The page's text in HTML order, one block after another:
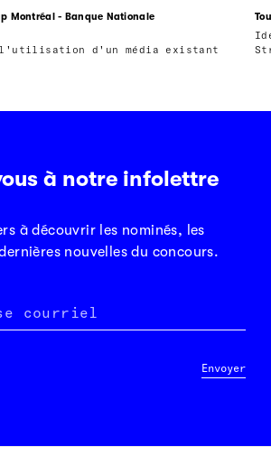
Montréal - Banque Nationale
l'utilisation d'un média existant
à notre infolettre
à découvrir les nominés, les
nouvelles du concours.
courriel
Envoyer